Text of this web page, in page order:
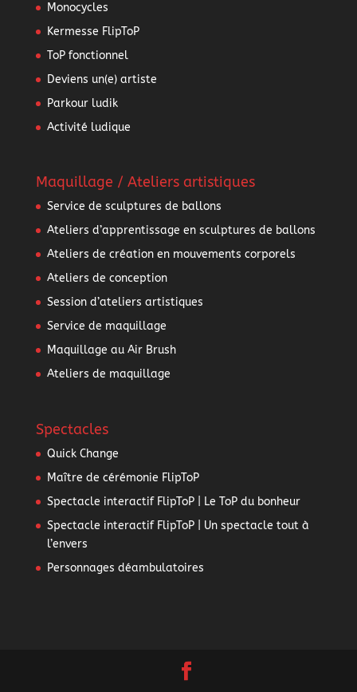
Monocycles
Kermesse FlipToP
ToP fonctionnel
Deviens un(e) artiste
Parkour ludik
Activité ludique
Maquillage / Ateliers artistiques
Service de sculptures de ballons
Ateliers d’apprentissage en sculptures de ballons
Ateliers de création en mouvements corporels
Ateliers de conception
Session d’ateliers artistiques
Service de maquillage
Maquillage au Air Brush
Ateliers de maquillage
Spectacles
Quick Change
Maître de cérémonie FlipToP
Spectacle interactif FlipToP | Le ToP du bonheur
Spectacle interactif FlipToP | Un spectacle tout à
l’envers
Personnages déambulatoires